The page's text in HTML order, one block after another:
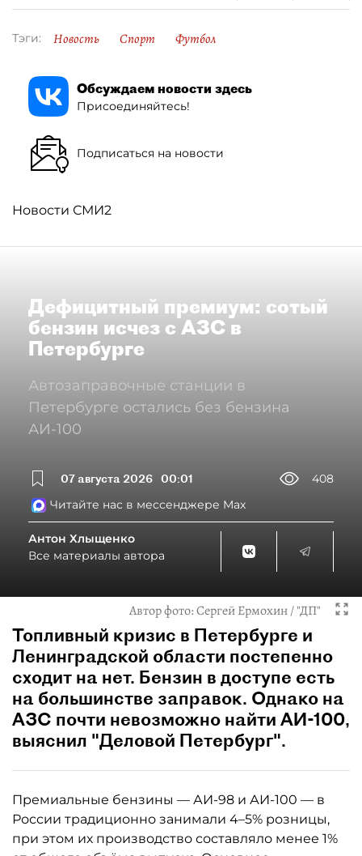
Тэги: Новость Спорт Футбол
Обсуждаем новости здесь
Присоединяйтесь!
Подписаться на новости
Новости СМИ2
Дефицитный премиум: сотый
бензин исчез с АЗС в
Петербурге
Автозаправочные станции в
Петербурге остались без бензина
АИ-100
07 августа 2026 00:01
408
Читайте нас в мессенджере Max
Антон Хлыщенко
Все материалы автора
Автор фото:Сергей Ермохин / "ДП"
Топливный кризис в Петербурге и
Ленинградской области постепенно
сходит на нет. Бензин в доступе есть
на большинстве заправок. Однако на
АЗС почти невозможно найти АИ-100,
выяснил "Деловой Петербург".
Премиальные бензины — АИ-98 и АИ-100 — в
России традиционно занимали 4–5% розницы,
при этом их производство составляло менее 1%